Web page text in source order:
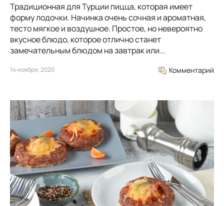
Традиционная для Турции пицца, которая имеет
форму лодочки. Начинка очень сочная и ароматная,
тесто мягкое и воздушное. Простое, но невероятно
вкусное блюдо, которое отлично станет
замечательным блюдом на завтрак или...
14 ноября, 2020 Комментарий